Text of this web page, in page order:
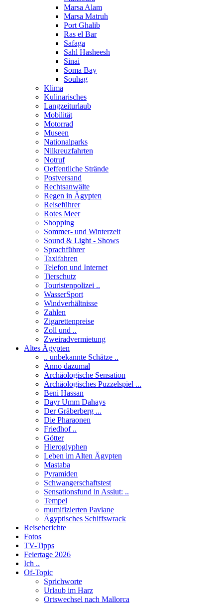
Marsa Alam
Marsa Matruh
Port Ghalib
Ras el Bar
Safaga
Sahl Hasheesh
Sinai
Soma Bay
Souhag
Klima
Kulinarisches
Langzeiturlaub
Mobilität
Motorrad
Museen
Nationalparks
Nilkreuzfahrten
Notruf
Oeffentliche Strände
Postversand
Rechtsanwälte
Regen in Ägypten
Reiseführer
Rotes Meer
Shopping
Sommer- und Winterzeit
Sound & Light - Shows
Sprachführer
Taxifahren
Telefon und Internet
Tierschutz
Touristenpolizei ..
WasserSport
Windverhältnisse
Zahlen
Zigarettenpreise
Zoll und ..
Zweiradvermietung
Altes Ägypten
.. unbekannte Schätze ..
Anno dazumal
Archäologische Sensation
Archäologisches Puzzelspiel ...
Beni Hassan
Dayr Umm Dahays
Der Gräberberg ...
Die Pharaonen
Friedhof ..
Götter
Hieroglyphen
Leben im Alten Ägypten
Mastaba
Pyramiden
Schwangerschaftstest
Sensationsfund in Assiut: ..
Tempel
mumifizierten Paviane
Ägyptisches Schiffswrack
Reiseberichte
Fotos
TV-Tipps
Feiertage 2026
Ich ..
Of-Topic
Sprichworte
Urlaub im Harz
Ortswechsel nach Mallorca